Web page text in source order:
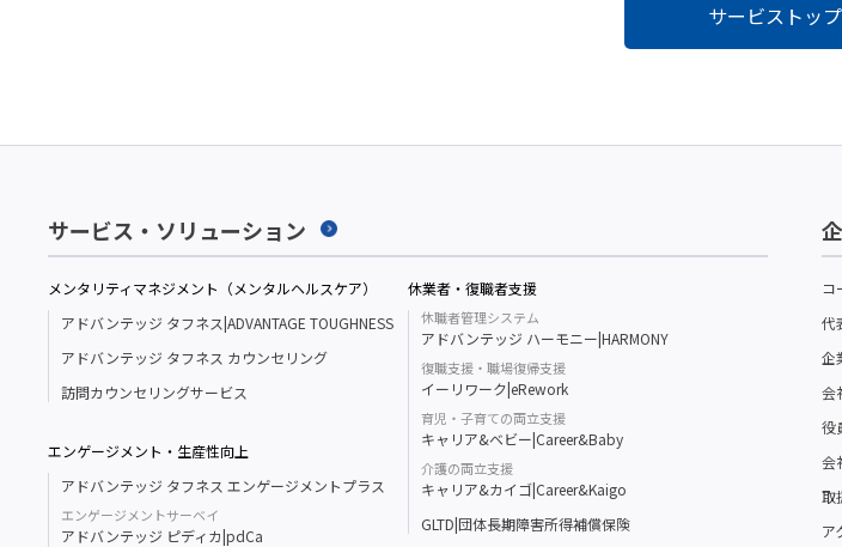
サービストッ
サービス・ソリューション
メンタリティマネジメント（メンタルヘルスケア）
アドバンテッジ タフネス|ADVANTAGE TOUGHNESS
アドバンテッジ タフネス カウンセリング
訪問カウンセリングサービス
エンゲージメント・生産性向上
アドバンテッジ タフネス エンゲージメントプラス
エンゲージメントサーベイ
アドバンテッジ ピディカ|pdCa
休業者・復職者支援
休職者管理システム
アドバンテッジ ハーモニー|HARMONY
復職支援・職場復帰支援
イーリワーク|eRework
育児・子育ての両立支援
キャリア&ベビー|Career&Baby
介護の両立支援
キャリア&カイゴ|Career&Kaigo
GLTD|団体長期障害所得補償保険
コ
代
企
会
役
会
取
ア